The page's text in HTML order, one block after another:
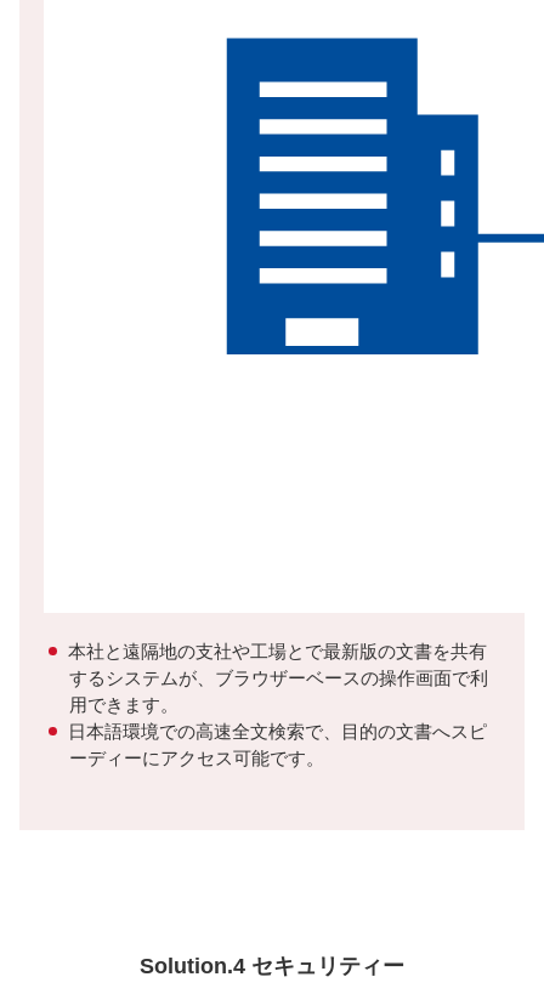
本社と遠隔地の支社や工場とで最新版の文書を共有
するシステムが、ブラウザーベースの操作画面で利
用できます。
日本語環境での高速全文検索で、目的の文書へスピ
ーディーにアクセス可能です。
Solution.4 セキュリティー